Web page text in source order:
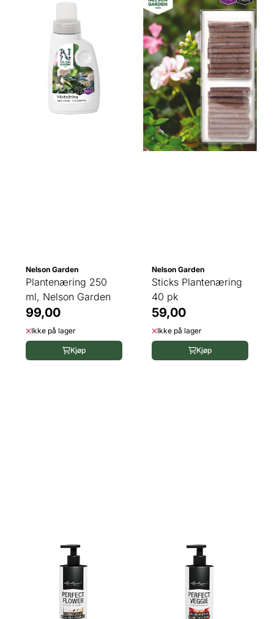
Nelson Garden
Plantenæring 250
ml, Nelson Garden
99,00
Ikke på lager
Kjøp
Nelson Garden
Sticks Plantenæring
40 pk
59,00
Ikke på lager
Kjøp